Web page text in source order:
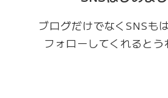
ブログだけでなくSNSも
フォローしてくれるとう